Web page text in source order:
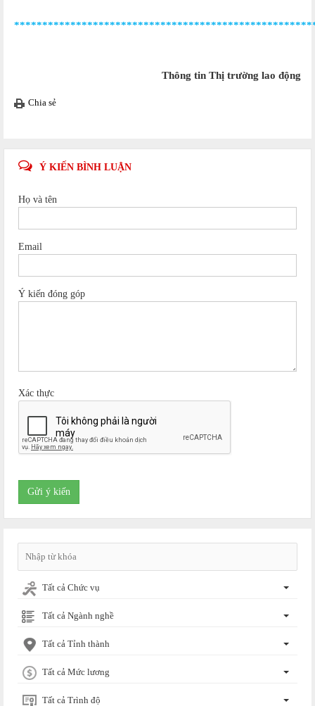
Thông tin Thị trường lao động
Chia sẻ
Ý KIẾN BÌNH LUẬN
Họ và tên
Email
Ý kiến đóng góp
Xác thực
Gửi ý kiến
Tất cả Chức vụ
Tất cả Ngành nghề
Tất cả Tỉnh thành
Tất cả Mức lương
Tất cả Trình độ